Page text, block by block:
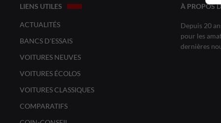
LIENS UTILES
ACTUALITÉS
BANCS D'ESSAIS
VOITURES NEUVES
VOITURES ÉCOLOS
VOITURES CLASSIQUES
COMPARATIFS
À PROPOS
Depuis 20
pour les
dernières